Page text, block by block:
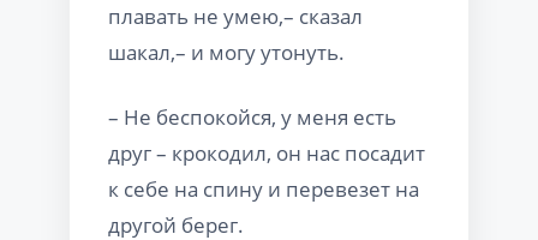
плавать не умею,– сказал
шакал,– и могу утонуть.
– Не беспокойся, у меня есть
друг – крокодил, он нас посадит
к себе на спину и перевезет на
другой берег.